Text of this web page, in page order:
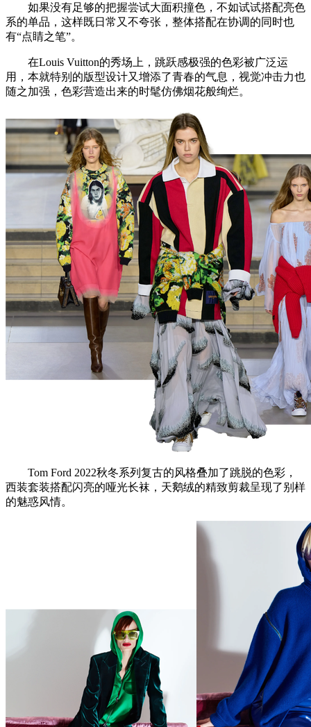
如果没有足够的把握尝试大面积撞色，不如试试搭配亮色
系的单品，这样既日常又不夸张，整体搭配在协调的同时也
有“点睛之笔”。
在Louis Vuitton的秀场上，跳跃感极强的色彩被广泛运
用，本就特别的版型设计又增添了青春的气息，视觉冲击力也
随之加强，色彩营造出来的时髦仿佛烟花般绚烂。
Tom Ford 2022秋冬系列复古的风格叠加了跳脱的色彩，
西装套装搭配闪亮的哑光长袜，天鹅绒的精致剪裁呈现了别样
的魅惑风情。